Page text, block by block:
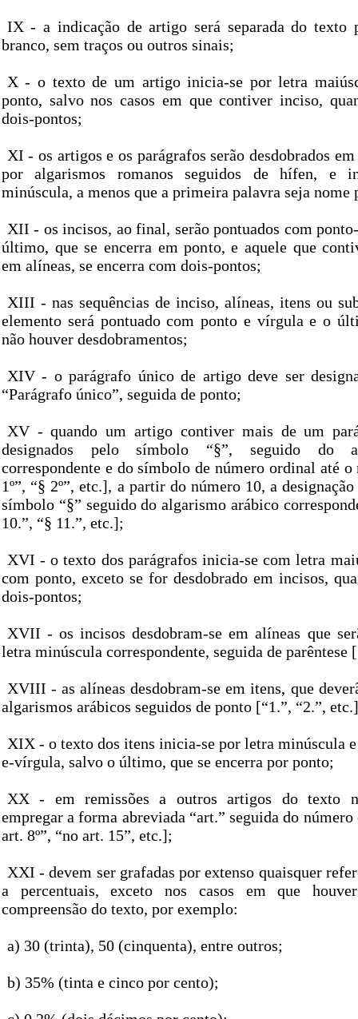
IX - a indicação de artigo será separada do texto
branco, sem traços ou outros sinais;
X - o texto de um artigo inicia-se por letra
ponto, salvo nos casos em que contiver inciso,
dois-pontos;
XI - os artigos e os parágrafos serão desdobrados
por algarismos romanos seguidos de hífen, e
minúscula, a menos que a primeira palavra seja nome
XII - os incisos, ao final, serão pontuados com
último, que se encerra em ponto, e aquele que
em alíneas, se encerra com dois-pontos;
XIII - nas sequências de inciso, alíneas, itens ou
elemento será pontuado com ponto e vírgula e o
não houver desdobramentos;
XIV - o parágrafo único de artigo deve ser
“Parágrafo único”, seguida de ponto;
XV - quando um artigo contiver mais de um
designados pelo símbolo “§”, seguido do
correspondente e do símbolo de número ordinal até
1º”, “§ 2º”, etc.], a partir do número 10, a
símbolo “§” seguido do algarismo arábico
10.”, “§ 11.”, etc.];
XVI - o texto dos parágrafos inicia-se com letra
com ponto, exceto se for desdobrado em incisos,
dois-pontos;
XVII - os incisos desdobram-se em alíneas que
letra minúscula correspondente, seguida de parêntese
XVIII - as alíneas desdobram-se em itens, que
algarismos arábicos seguidos de ponto [“1.”, “2.”,
XIX - o texto dos itens inicia-se por letra minúscula
e-vírgula, salvo o último, que se encerra por ponto;
XX - em remissões a outros artigos do texto
empregar a forma abreviada “art.” seguida do
art. 8º”, “no art. 15”, etc.];
XXI - devem ser grafadas por extenso quaisquer
a percentuais, exceto nos casos em que
compreensão do texto, por exemplo:
a) 30 (trinta), 50 (cinquenta), entre outros;
b) 35% (tinta e cinco por cento);